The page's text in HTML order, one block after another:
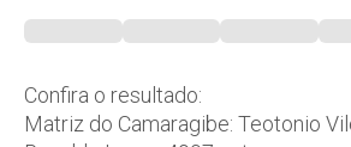
Confira o resultado:
Matriz do Camaragibe: Teotonio